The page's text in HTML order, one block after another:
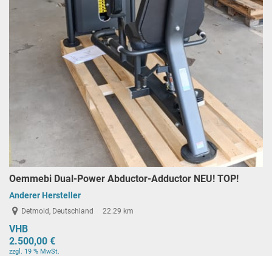
Oemmebi Dual-Power Abductor-Adductor NEU! TOP!
Anderer Hersteller
Detmold, Deutschland 22.29 km
VHB
2.500,00 €
zzgl. 19 % MwSt.